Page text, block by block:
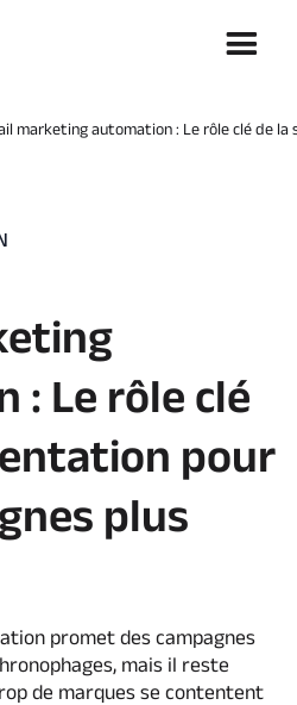
marketing automation : Le rôle clé de
: Le rôle clé
pour
plus
promet des campagnes
mais il reste
de marques se contentent